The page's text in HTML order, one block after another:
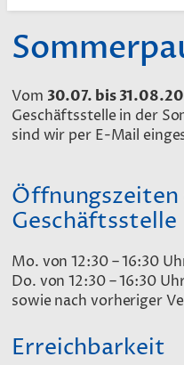
Vom 30.07. bis
Geschäftsstelle in der
sind wir per E-Mail
Öffnungszeiten
Geschäftsstelle
Mo. von 12:30 – 16:30
Do. von 12:30 – 16:30
sowie nach vorheriger
Erreichbarkeit